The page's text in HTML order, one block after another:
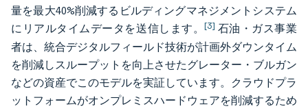
量を最大40%削減するビルディングマネジメントシステム
にリアルタイムデータを送信します。[3] 石油・ガス事業
者は、統合デジタルフィールド技術が計画外ダウンタイム
を削減しスループットを向上させたグレーター・ブルガン
などの資産でこのモデルを実証しています。クラウドプラ
ットフォームがオンプレミスハードウェアを削減するため